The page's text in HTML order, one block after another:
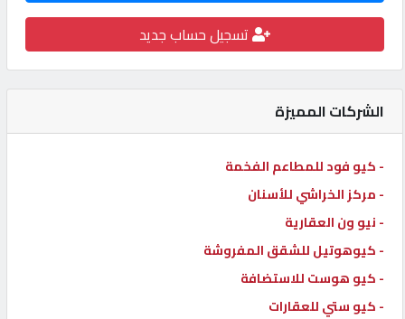
كيو
كيو
ماركت
الدليل
القطري
POWERED
QHOST
تسجيل حساب جديد
الشركات المميزة
- كيو فود للمطاعم الفخمة
- مركز الخراشي للأسنان
- نيو ون العقارية
- كيوهوتيل للشقق المفروشة
- كيو هوست للاستضافة
- كيو ستي للعقارات